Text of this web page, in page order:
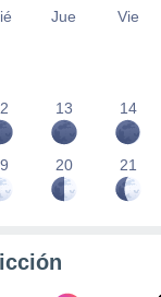
Jue Vie
13 14
20 21